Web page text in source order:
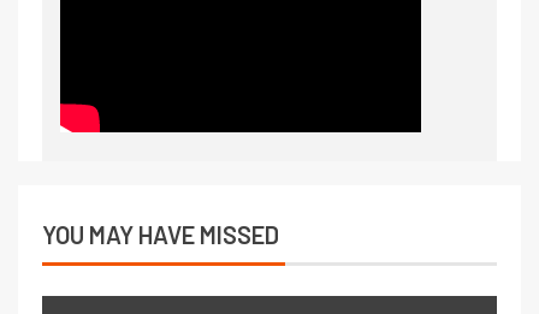
YOU MAY HAVE MISSED